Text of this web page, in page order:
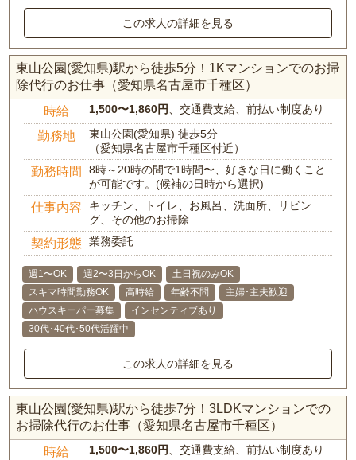
この求人の詳細を見る
東山公園(愛知県)駅から徒歩5分！1Kマンションでのお掃
除代行のお仕事（愛知県名古屋市千種区）
時給 1,500〜1,860円、交通費支給、前払い制度あり
勤務地
東山公園(愛知県) 徒歩5分
（愛知県名古屋市千種区付近）
勤務時間
8時～20時の間で1時間〜、好きな日に働くこと
が可能です。(候補の日時から選択)
仕事内容
キッチン、トイレ、お風呂、洗面所、リビン
グ、その他のお掃除
契約形態 業務委託
週1〜OK 週2〜3日からOK
土日祝のみOK
スキマ時間勤務OK
高時給 年齢不問
主婦･主夫歓迎
ハウスキーパー募集
インセンティブあり
30代･40代･50代活躍中
この求人の詳細を見る
東山公園(愛知県)駅から徒歩7分！3LDKマンションでの
お掃除代行のお仕事（愛知県名古屋市千種区）
時給 1,500〜1,860円、交通費支給、前払い制度あり